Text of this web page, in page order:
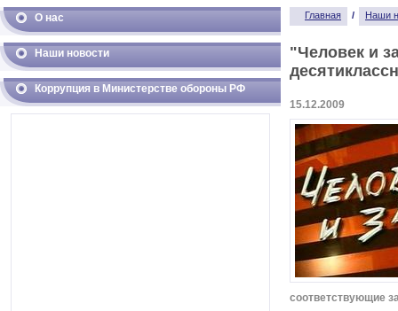
О нас
Наши новости
Коррупция в Министерстве обороны РФ
Главная / Наши
"Человек и
15.12.2009
соответствующие